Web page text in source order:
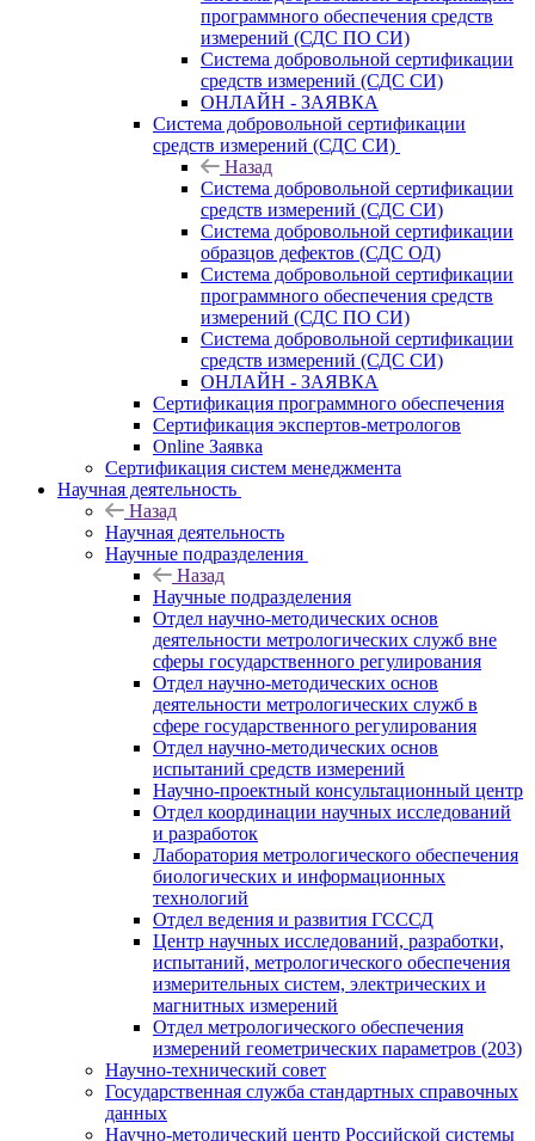
программного обеспечения средств
измерений (СДС ПО СИ)
Система добровольной сертификации
средств измерений (СДС СИ)
ОНЛАЙН - ЗАЯВКА
Система добровольной сертификации
средств измерений (СДС СИ)
Назад
Система добровольной сертификации
средств измерений (СДС СИ)
Система добровольной сертификации
образцов дефектов (СДС ОД)
Система добровольной сертификации
программного обеспечения средств
измерений (СДС ПО СИ)
Система добровольной сертификации
средств измерений (СДС СИ)
ОНЛАЙН - ЗАЯВКА
Сертификация программного обеспечения
Сертификация экспертов-метрологов
Online Заявка
Сертификация систем менеджмента
Научная деятельность
Назад
Научная деятельность
Научные подразделения
Назад
Научные подразделения
Отдел научно-методических основ
деятельности метрологических служб вне
сферы государственного регулирования
Отдел научно-методических основ
деятельности метрологических служб в
сфере государственного регулирования
Отдел научно-методических основ
испытаний средств измерений
Научно-проектный консультационный центр
Отдел координации научных исследований
и разработок
Лаборатория метрологического обеспечения
биологических и информационных
технологий
Отдел ведения и развития ГСССД
Центр научных исследований, разработки,
испытаний, метрологического обеспечения
измерительных систем, электрических и
магнитных измерений
Отдел метрологического обеспечения
измерений геометрических параметров (203)
Научно-технический совет
Государственная служба стандартных справочных
данных
Научно-методический центр Российской системы